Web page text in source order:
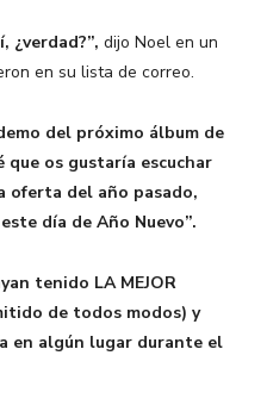
¿verdad?”, dijo Noel en un
en su lista de correo.
del próximo álbum de
que os gustaría escuchar
oferta del año pasado,
día de Año Nuevo”.
tenido LA MEJOR
de todos modos) y
en algún lugar durante el